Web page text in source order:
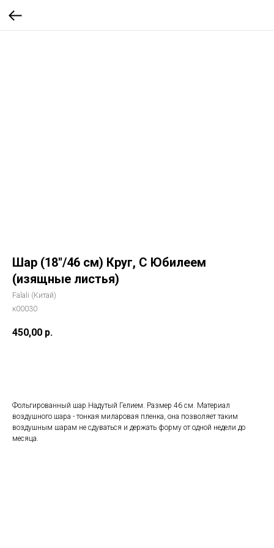
Шар (18''/46 см) Круг, С Юбилеем
(изящные листья)
Falali (Китай)
к00030
450,00 р.
Фольгированный шар.Надутый Гелием. Размер 46 см. Материал
воздушного шара - тонкая миларовая пленка, она позволяет таким
воздушным шарам не сдуваться и держать форму от одной недели до
месяца.